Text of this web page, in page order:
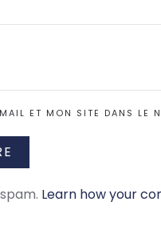
ET MON SITE DANS LE
Learn how your